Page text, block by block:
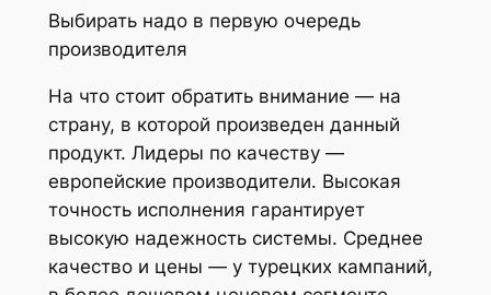
Выбирать надо в первую очередь
производителя
На что стоит обратить внимание — на
страну, в которой произведен данный
продукт. Лидеры по качеству —
европейские производители. Высокая
точность исполнения гарантирует
высокую надежность системы. Среднее
качество и цены — у турецких кампаний,